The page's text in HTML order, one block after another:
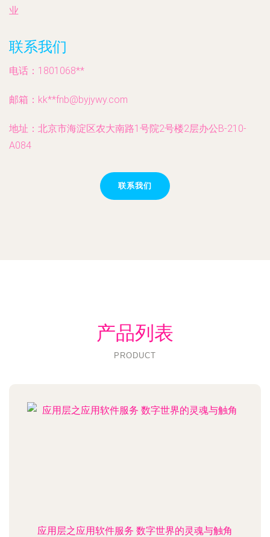
业
联系我们
电话：1801068**
邮箱：kk**fnb@byjywy.com
地址：北京市海淀区农大南路1号院2号楼2层办公B-210-
A084
联系我们
产品列表
PRODUCT
应用层之应用软件服务 数字世界的灵魂与触角